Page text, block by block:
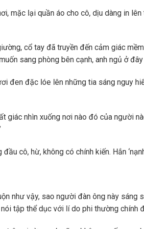
mặc lại quần áo cho cô, dịu dàng in
cổ tay đã truyền đến cảm giác
sang phòng bên cạnh, anh ngủ ở đây
đen đặc lóe lên những tia sáng nguy
giác nhìn xuống nơi nào đó của người
cô, hừ, không có chính kiến. Hắn
như vậy, sao người đàn ông này sáng
tập thể dục với lí do phi thường chính